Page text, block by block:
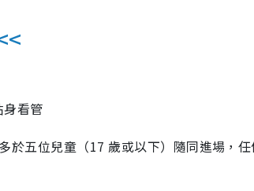
看管
於五位兒童（17 歲或以下）隨同進場，